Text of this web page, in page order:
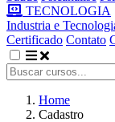
TECNOLOGIA
Industria e
Certificado Contato
Home
Cadastro